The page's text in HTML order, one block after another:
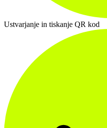
Ustvarjanje in tiskanje QR kod